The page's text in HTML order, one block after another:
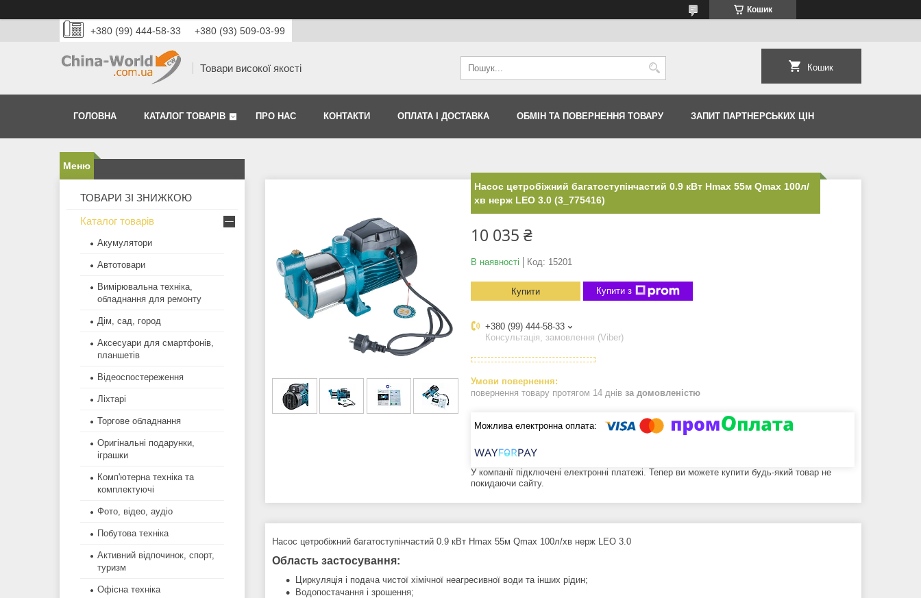
Кошик
+380 (99) 444-58-33 +380 (93) 509-03-99
Товари високої якості Кошик
ГОЛОВНА КАТАЛОГ ТОВАРІВ ПРО НАС КОНТАКТИ ОПЛАТА І ДОСТАВКА ОБМІН ТА ПОВЕРНЕННЯ ТОВАРУ ЗАПИТ ПАРТНЕРСЬКИХ ЦІН
Насос цетробiжний багатоступінчастий 0.9 кВт Hmax 55м Qmax 100л/
хв нерж LEO 3.0 (3_775416)
10 035 ₴
В наявності Код: 15201
Купити Купити з
+380 (99) 444-58-33
Консультація, замовлення (Viber)
повернення товару протягом 14 днів за домовленістю
У компанії підключені електронні платежі. Тепер ви можете купити будь-який товар не
покидаючи сайту.
Насос цетробiжний багатоступінчастий 0.9 кВт Hmax 55м Qmax 100л/хв нерж LEO 3.0
Область застосування:
Циркуляція і подача чистої хімічної неагресивної води та інших рідин;
Водопостачання і зрошення;
ТОВАРИ ЗІ ЗНИЖКОЮ
Каталог товарів
Акумулятори
Автотовари
Вимірювальна техніка,
обладнання для ремонту
Дім, сад, город
Аксесуари для смартфонів,
планшетів
Відеоспостереження
Ліхтарі
Торгове обладнання
Оригінальні подарунки,
іграшки
Комп'ютерна техніка та
комплектуючі
Фото, відео, аудіо
Побутова техніка
Активний відпочинок, спорт,
туризм
Офісна техніка